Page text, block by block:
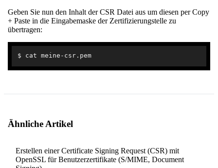
Geben Sie nun den Inhalt der CSR Datei aus um diesen per Copy
+ Paste in die Eingabemaske der Zertifizierungstelle zu
übertragen:
Ähnliche Artikel
Erstellen einer Certificate Signing Request (CSR) mit
OpenSSL für Benutzerzertifikate (S/MIME, Document